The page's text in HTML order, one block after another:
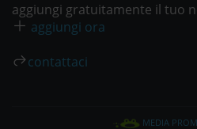
aggiungi gratuitamente il tuo
aggiungi ora
contattaci
MEDIA